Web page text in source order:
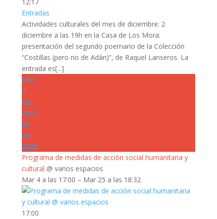
Entradas
Actividades culturales del mes de diciembre: 2
diciembre a las 19h en la Casa de Los Mora:
presentación del segundo poemario de la Colección
“Costillas (pero no de Adán)”, de Raquel Lanseros. La
entrada es[...]
Mar
4
Vie
2022
25
Vie
2022
Programa de medidas de acción social humanitaria y
cultural @ varios espacios
Mar 4 a las 17:00 – Mar 25 a las 18:32
17:00